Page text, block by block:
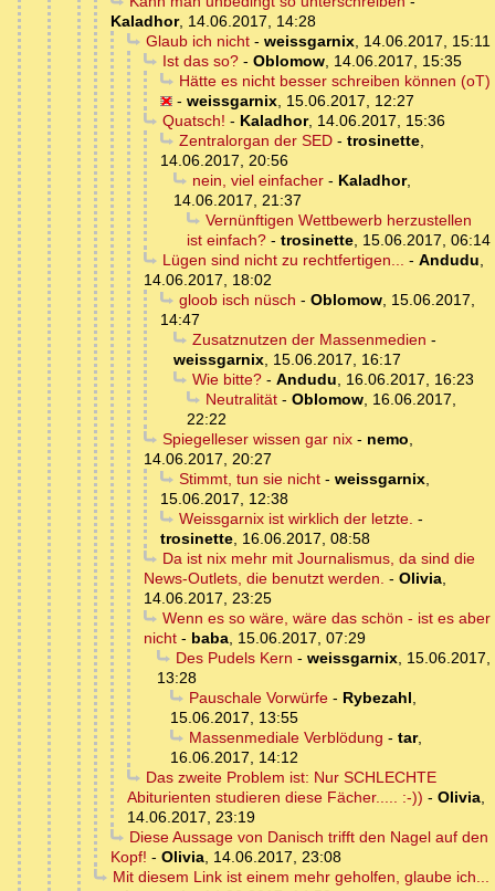
Kaladhor, 14.06.2017, 14:28
Glaub ich nicht- weissgarnix, 14.06.2017, 15:11
Ist das so?- Oblomow, 14.06.2017, 15:35
Hätte es nicht besser schreiben können (oT)
- weissgarnix, 15.06.2017, 12:27
Quatsch! - Kaladhor, 14.06.2017, 15:36
Zentralorgan der SED- trosinette,
14.06.2017, 20:56
nein, viel einfacher- Kaladhor,
14.06.2017, 21:37
Vernünftigen Wettbewerb herzustellen
ist einfach? - trosinette, 15.06.2017, 06:14
Lügen sind nicht zu rechtfertigen... - Andudu,
14.06.2017, 18:02
gloob isch nüsch - Oblomow, 15.06.2017,
14:47
Zusatznutzen der Massenmedien -
weissgarnix, 15.06.2017, 16:17
Wie bitte?- Andudu, 16.06.2017, 16:23
Neutralität- Oblomow, 16.06.2017,
22:22
Spiegelleser wissen gar nix- nemo,
14.06.2017, 20:27
Stimmt, tun sie nicht- weissgarnix,
15.06.2017, 12:38
Weissgarnix ist wirklich der letzte. -
trosinette, 16.06.2017, 08:58
Da ist nix mehr mit Journalismus, da sind die
News-Outlets, die benutzt werden. - Olivia,
14.06.2017, 23:25
Wenn es so wäre, wäre das schön - ist es aber
nicht - baba, 15.06.2017, 07:29
Des Pudels Kern - weissgarnix, 15.06.2017,
13:28
Pauschale Vorwürfe- Rybezahl,
15.06.2017, 13:55
Massenmediale Verblödung - tar,
16.06.2017, 14:12
Das zweite Problem ist: Nur SCHLECHTE
Abiturienten studieren diese Fächer..... :-)) - Olivia,
14.06.2017, 23:19
Diese Aussage von Danisch trifft den Nagel auf den
Kopf! - Olivia, 14.06.2017, 23:08
Mit diesem Link ist einem mehr geholfen, glaube ich...